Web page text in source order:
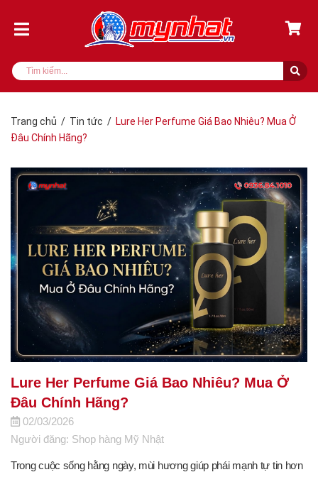
Trang chủ / Tin tức / Lure Her Perfume Giá Bao Nhiêu? Mua Ở
Đâu Chính Hãng?
Lure Her Perfume Giá Bao Nhiêu? Mua Ở
Đâu Chính Hãng?
02/03/2026
Người đăng: Shop hàng Mỹ Nhật
Trong cuộc sống hằng ngày, mùi hương giúp phái mạnh tự tin hơn